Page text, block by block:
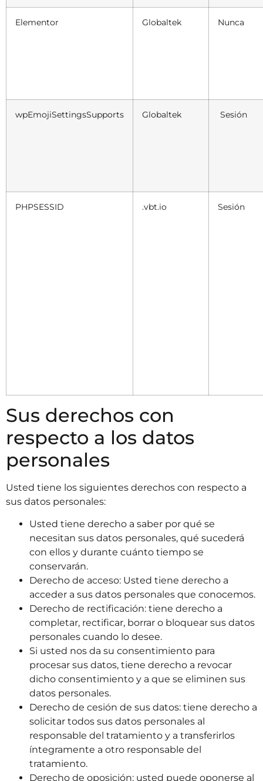
Elementor Globaltek Nunca
wpEmojiSettingsSupports Globaltek Sesión
PHPSESSID .vbt.io Sesión
Sus derechos con
respecto a los datos
personales
Usted tiene los siguientes derechos con respecto a
sus datos personales:
Usted tiene derecho a saber por qué se
necesitan sus datos personales, qué sucederá
con ellos y durante cuánto tiempo se
conservarán.
Derecho de acceso: Usted tiene derecho a
acceder a sus datos personales que conocemos.
Derecho de rectificación: tiene derecho a
completar, rectificar, borrar o bloquear sus datos
personales cuando lo desee.
Si usted nos da su consentimiento para
procesar sus datos, tiene derecho a revocar
dicho consentimiento y a que se eliminen sus
datos personales.
Derecho de cesión de sus datos: tiene derecho a
solicitar todos sus datos personales al
responsable del tratamiento y a transferirlos
íntegramente a otro responsable del
tratamiento.
Derecho de oposición: usted puede oponerse al